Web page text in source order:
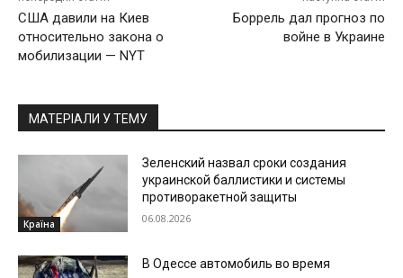
США давили на Киев
относительно закона о
мобилизации — NYT
Боррель дал прогноз по
войне в Украине
МАТЕРІАЛИ У ТЕМУ
Країна
Зеленский назвал сроки создания
украинской баллистики и системы
противоракетной защиты
06.08.2026
В Одессе автомобиль во время